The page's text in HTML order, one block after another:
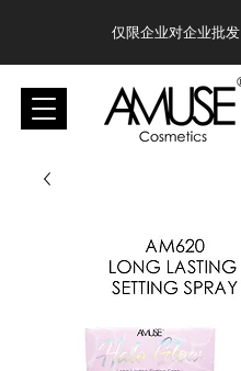
仅限企业对企业批发